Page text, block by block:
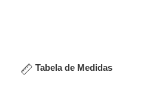
Tabela de Medidas